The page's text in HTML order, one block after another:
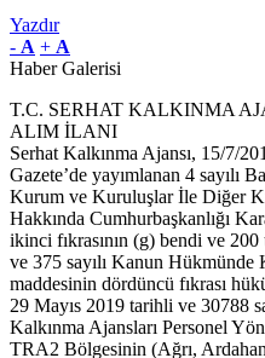
Yazdır
- A + A
Haber Galerisi
T.C. SERHAT KALKINMA
ALIM İLANI
Serhat Kalkınma Ajansı, 15/7/
Gazete’de yayımlanan 4 sayılı
Kurum ve Kuruluşlar İle Diğer
Hakkında Cumhurbaşkanlığı
ikinci fıkrasının (g) bendi ve
ve 375 sayılı Kanun
maddesinin dördüncü fıkrası
29 Mayıs 2019 tarihli ve 30788
Kalkınma Ajansları Personel
TRA2 Bölgesinin (Ağrı,